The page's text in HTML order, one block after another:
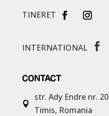
TINERET
INTERNATIONAL 
CONTACT

str. Ady Endre nr. 20
Timis, Romania